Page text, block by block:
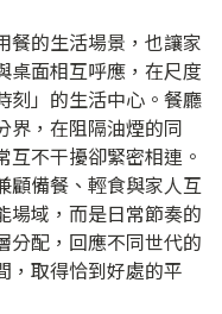
餐的生活場景，也讓家
桌面相互呼應，在尺度
刻」的生活中心。餐廳
界，在阻隔油煙的同
不干擾卻緊密相連。
顧備餐、輕食與家人互
場域，而是日常節奏的
分配，回應不同世代的
，取得恰到好處的平